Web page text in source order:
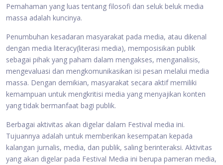
Pemahaman yang luas tentang filosofi dan seluk beluk media
massa adalah kuncinya.
Penumbuhan kesadaran masyarakat pada media, atau dikenal
dengan media literacy(literasi media), memposisikan publik
sebagai pihak yang paham dalam mengakses, menganalisis,
mengevaluasi dan mengkomunikasikan isi pesan melalui media
massa. Dengan demikian, masyarakat secara aktif memiliki
kemampuan untuk mengkritisi media yang menyajikan konten
yang tidak bermanfaat bagi publik.
Berbagai aktivitas akan digelar dalam Festival media ini.
Tujuannya adalah untuk memberikan kesempatan kepada
kalangan jurnalis, media, dan publik, saling berinteraksi. Aktivitas
yang akan digelar pada Festival Media ini berupa pameran media,